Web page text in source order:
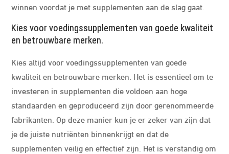
winnen voordat je met supplementen aan de slag gaat.
Kies voor voedingssupplementen van goede kwaliteit
en betrouwbare merken.
Kies altijd voor voedingssupplementen van goede
kwaliteit en betrouwbare merken. Het is essentieel om te
investeren in supplementen die voldoen aan hoge
standaarden en geproduceerd zijn door gerenommeerde
fabrikanten. Op deze manier kun je er zeker van zijn dat
je de juiste nutriënten binnenkrijgt en dat de
supplementen veilig en effectief zijn. Het is verstandig om